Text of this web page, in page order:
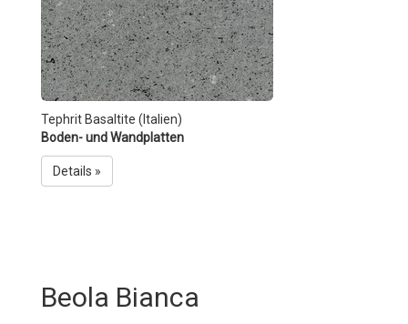
Tephrit Basaltite (Italien)
Boden- und Wandplatten
Details »
Beola Bianca